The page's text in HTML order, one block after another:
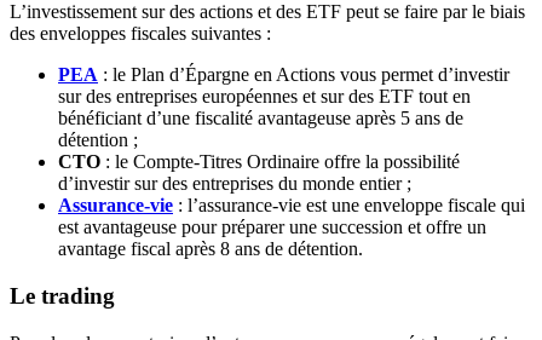
L’investissement sur des actions et des ETF peut se faire par le biais
des enveloppes fiscales suivantes :
PEA : le Plan d’Épargne en Actions vous permet d’investir
sur des entreprises européennes et sur des ETF tout en
bénéficiant d’une fiscalité avantageuse après 5 ans de
détention ;
CTO : le Compte-Titres Ordinaire offre la possibilité
d’investir sur des entreprises du monde entier ;
Assurance-vie : l’assurance-vie est une enveloppe fiscale qui
est avantageuse pour préparer une succession et offre un
avantage fiscal après 8 ans de détention.
Le trading